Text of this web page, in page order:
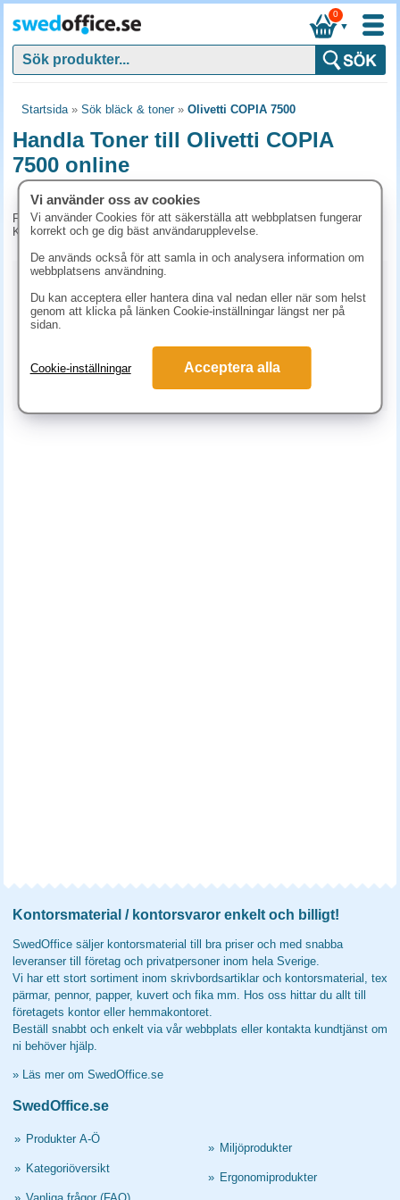
▼
0
Startsida» Sök bläck & toner» Olivetti COPIA 7500
Handla Toner till Olivetti COPIA
7500 online
För tillfället har vi inga produkter kopplade till denna maskin.
Kontakta kundtjänst på tel. 08-24 50 55 för mer information.
Vitt papper Färgat papper Premiumpapper
Laserark och BG-talonger
Kontorsmaterial / kontorsvaror enkelt och billigt!
SwedOffice säljer kontorsmaterial till bra priser och med snabba
leveranser till företag och privatpersoner inom hela Sverige.
Vi har ett stort sortiment inom skrivbordsartiklar och kontorsmaterial, tex
pärmar, pennor, papper, kuvert och fika mm. Hos oss hittar du allt till
företagets kontor eller hemmakontoret.
Beställ snabbt och enkelt via vår webbplats eller kontakta kundtjänst om
ni behöver hjälp.
» Läs mer om SwedOffice.se
SwedOffice.se
» Produkter A-Ö
» Kategoriöversikt
» Miljöprodukter
» Ergonomiprodukter
Vi använder oss av cookies
Vi använder Cookies för att säkerställa att webbplatsen fungerar
korrekt och ge dig bäst användarupplevelse.
De används också för att samla in och analysera information om
webbplatsens användning.
Du kan acceptera eller hantera dina val nedan eller när som helst
genom att klicka på länken Cookie-inställningar längst ner på
sidan.
Cookie-inställningar Acceptera alla